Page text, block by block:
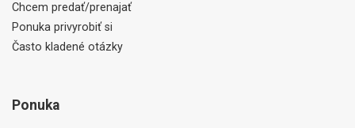
Chcem predať/prenajať
Ponuka privyrobiť si
Často kladené otázky
Ponuka